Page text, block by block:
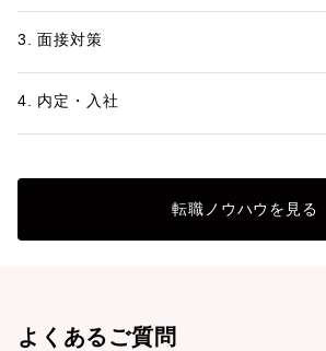
しての情報収集やお困りごとがあれば、ぜ
ひパソナへご連絡ください。
3. 面接対策
4. 内定・入社
転職ノウハウを見る
よくあるご質問